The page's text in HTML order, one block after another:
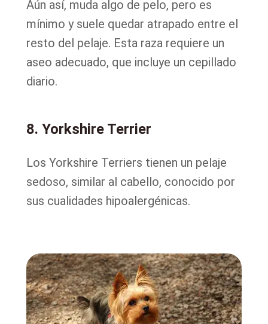
Aún así, muda algo de pelo, pero es
mínimo y suele quedar atrapado entre el
resto del pelaje. Esta raza requiere un
aseo adecuado, que incluye un cepillado
diario.
8. Yorkshire Terrier
Los Yorkshire Terriers tienen un pelaje
sedoso, similar al cabello, conocido por
sus cualidades hipoalergénicas.